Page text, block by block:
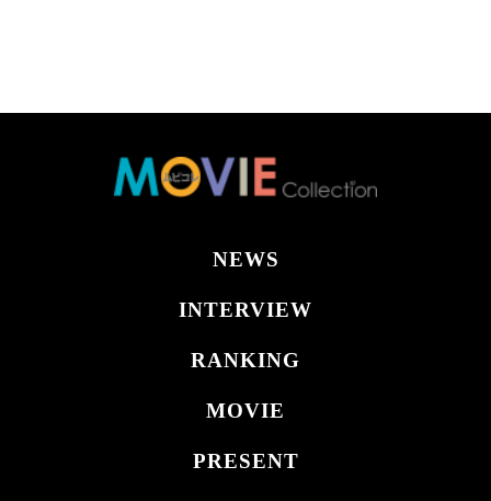
NEWS
INTERVIEW
RANKING
MOVIE
PRESENT